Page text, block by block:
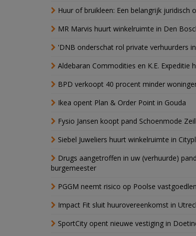
Huur of bruikleen: Een belangrijk juridisch
MR Marvis huurt winkelruimte in Den
'DNB onderschat rol private verhuurders
Aldebaran Commodities en K.E.
BPD verkoopt 40 procent minder
Ikea opent Plan & Order Point in Gouda
Fysio Jansen koopt pand Schoenmode
Siebel Juweliers huurt winkelruimte in
Drugs aangetroffen in uw (verhuurde)
burgemeester
PGGM neemt risico op Poolse
Impact Fit sluit huurovereenkomst in
SportCity opent nieuwe vestiging in